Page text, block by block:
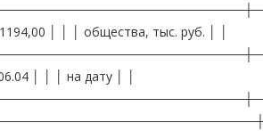
│ │ │ общества, тыс. руб. │ │
│ │ │ на дату │ │